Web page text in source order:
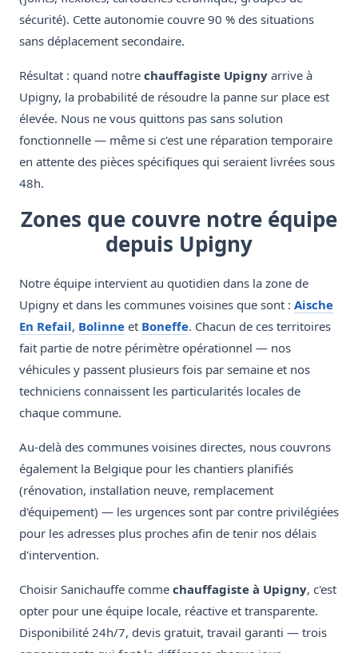
sécurité). Cette autonomie couvre 90 % des situations
sans déplacement secondaire.
Résultat : quand notre chauffagiste Upigny arrive à
Upigny, la probabilité de résoudre la panne sur place est
élevée. Nous ne vous quittons pas sans solution
fonctionnelle — même si c'est une réparation temporaire
en attente des pièces spécifiques qui seraient livrées sous
48h.
Zones que couvre notre équipe
depuis Upigny
Notre équipe intervient au quotidien dans la zone de
Upigny et dans les communes voisines que sont : Aische
En Refail, Bolinne et Boneffe. Chacun de ces territoires
fait partie de notre périmètre opérationnel — nos
véhicules y passent plusieurs fois par semaine et nos
techniciens connaissent les particularités locales de
chaque commune.
Au-delà des communes voisines directes, nous couvrons
également la Belgique pour les chantiers planifiés
(rénovation, installation neuve, remplacement
d'équipement) — les urgences sont par contre privilégiées
pour les adresses plus proches afin de tenir nos délais
d'intervention.
Choisir Sanichauffe comme chauffagiste à Upigny, c'est
opter pour une équipe locale, réactive et transparente.
Disponibilité 24h/7, devis gratuit, travail garanti — trois